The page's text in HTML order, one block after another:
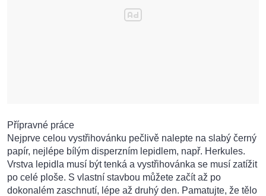
Přípravné práce
Nejprve celou vystřihovánku pečlivě nalepte na slabý černý
papír, nejlépe bílým disperzním lepidlem, např. Herkules.
Vrstva lepidla musí být tenká a vystřihovánka se musí zatížit
po celé ploše. S vlastní stavbou můžete začít až po
dokonalém zaschnutí, lépe až druhý den. Pamatujte, že tělo